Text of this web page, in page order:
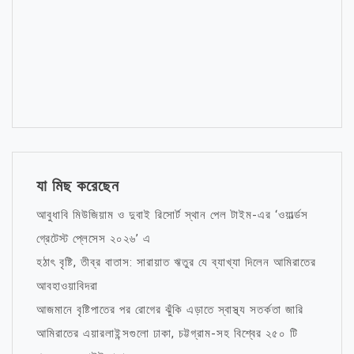
যা মিছ করেছেন
আবুধাবি মিউজিয়াম ও দুবাই রিসোর্ট স্থান পেল টাইম-এর ‘ওয়ার্ল্ডস
গ্রেটেস্ট প্লেসেস ২০২৬’ এ
হঠাৎ বৃষ্টি, তীব্র বাতাস: সারায়াত ঋতুর যে ব্যাখ্যা দিলেন আমিরাতের
আবহাওয়াবিদরা
আজমানে বৃষ্টিপাতের পর রোগের ঝুঁকি এড়াতে স্বাস্থ্য সতর্কতা জারি
আমিরাতের এয়ারলাইন্সগুলো ঢাকা, চট্টগ্রাম-সহ বিশ্বের ২৫০ টি